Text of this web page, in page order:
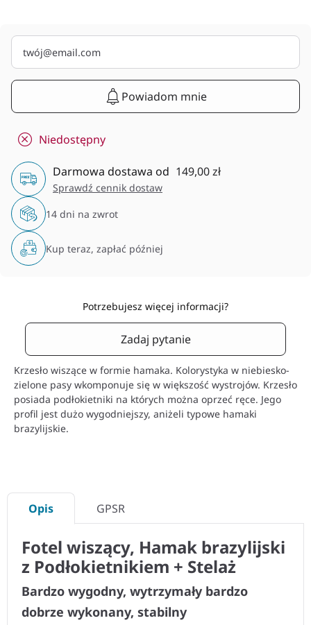
Powiadom mnie
Niedostępny
Darmowa dostawa od 149,00 zł
Sprawdź cennik dostaw
14 dni na zwrot
Kup teraz, zapłać później
Potrzebujesz więcej informacji?
Zadaj pytanie
Krzesło wiszące w formie hamaka. Kolorystyka w niebiesko-
zielone pasy wkomponuje się w większość wystrojów. Krzesło
posiada podłokietniki na których można oprzeć ręce. Jego
profil jest dużo wygodniejszy, aniżeli typowe hamaki
brazylijskie.
Opis GPSR
Fotel wiszący, Hamak brazylijski
z Podłokietnikiem + Stelaż
Bardzo wygodny, wytrzymały bardzo
dobrze wykonany, stabilny